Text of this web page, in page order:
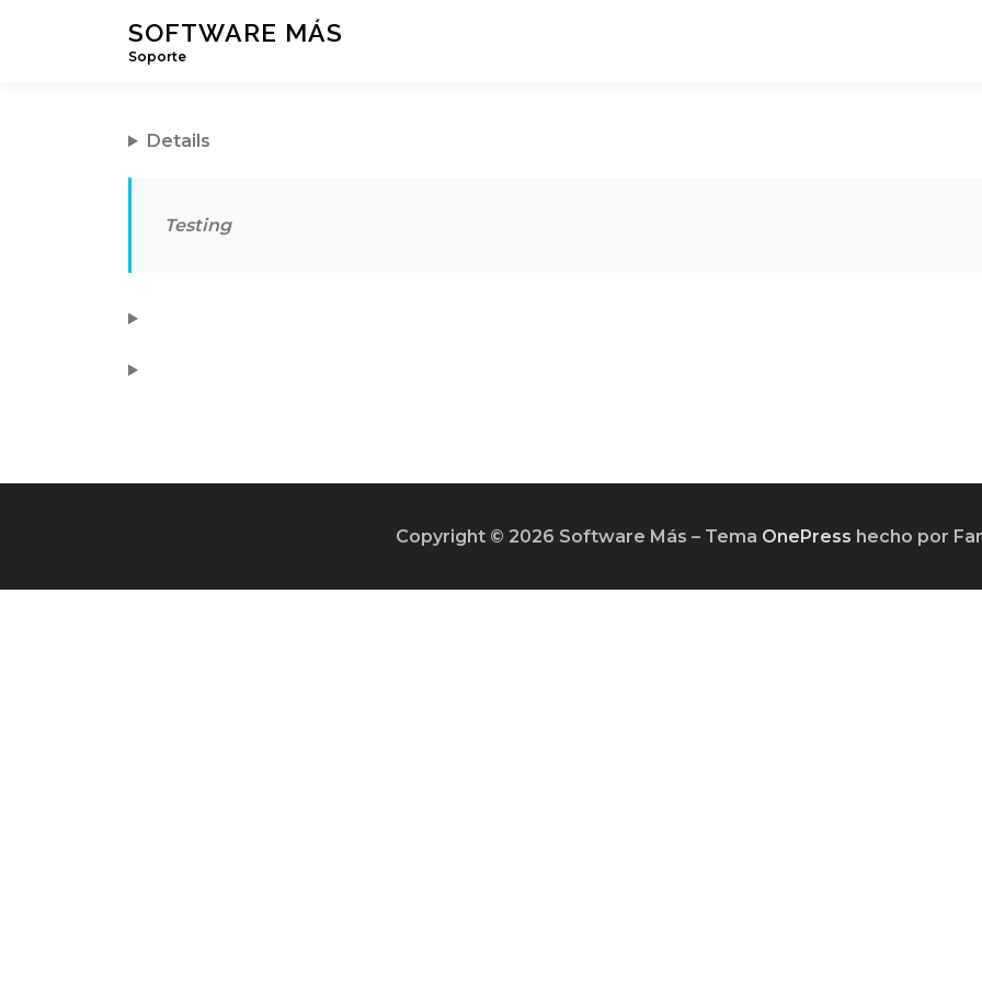
SOFTWARE MÁS
Soporte
Details
Testing
Copyright © 2026 Software Más – Tema OnePress hecho por